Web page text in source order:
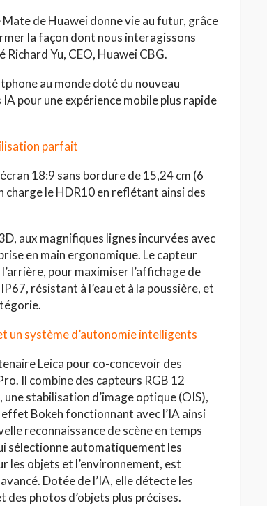
Mate de Huawei donne vie au futur, grâce
la façon dont nous interagissons
Yu, CEO, Huawei CBG.
au monde doté du nouveau
pour une expérience mobile plus rapide
parfait
18:9 sans bordure de 15,24 cm (6
charge le HDR10 en reflétant ainsi des
aux magnifiques lignes incurvées avec
en main ergonomique. Le capteur
pour maximiser l’affichage de
résistant à l’eau et à la poussière, et
un système d’autonomie intelligents
Leica pour co-concevoir des
Il combine des capteurs RGB 12
stabilisation d’image optique (OIS),
Bokeh fonctionnant avec l’IA ainsi
reconnaissance de scène en temps
sélectionne automatiquement les
les objets et l’environnement, est
Dotée de l’IA, elle détecte les
photos d’objets plus précises.
Dolce & Gabbana à Taormina :
quand la Sicile devient